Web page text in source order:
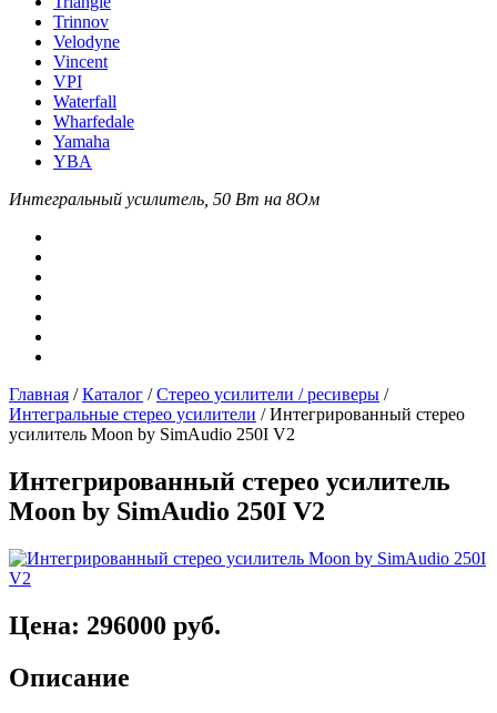
Trinnov
Velodyne
Vincent
VPI
Waterfall
Wharfedale
Yamaha
YBA
Интегральный усилитель, 50 Вт на 8Ом
Главная /Каталог /Стерео усилители / ресиверы /
Интегральные стерео усилители /Интегрированный стерео
усилитель Moon by SimAudio 250I V2
Интегрированный стерео усилитель
Moon by SimAudio 250I V2
Цена: 296000 руб.
Описание